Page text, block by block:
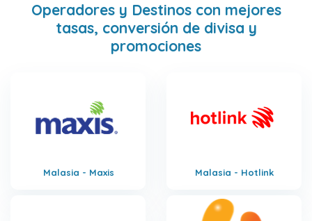
Operadores y Destinos con mejores
tasas, conversión de divisa y
promociones
Malasia - Maxis Malasia - Hotlink